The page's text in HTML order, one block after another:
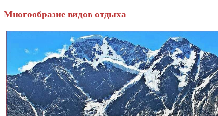
Многообразие видов отдыха